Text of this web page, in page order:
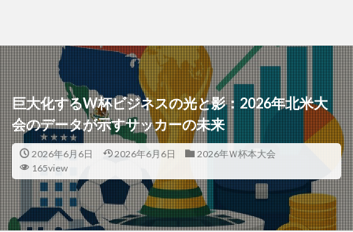
巨大化するW杯ビジネスの光と影：2026年北米大
会のデータが示すサッカーの未来
2026年6月6日 2026年6月6日
2026年Ｗ杯本大会
165view